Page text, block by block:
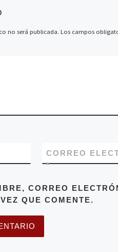
no será publicada. Los campos
CORREO
*
CORREO
QUE COMENTE.